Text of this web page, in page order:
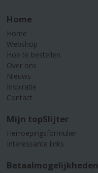
Home
Home
Webshop
Hoe te bestellen
Over ons
Nieuws
Inspiratie
Contact
Mijn topSlijter
Herroepingsformulier
Interessante links
Betaalmogelijkheden